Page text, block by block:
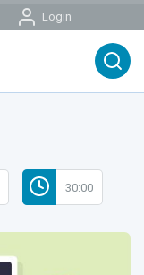
Login
30:00